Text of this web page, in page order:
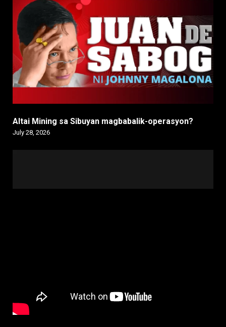
Altai Mining sa Sibuyan magbabalik-operasyon?
July 28, 2026